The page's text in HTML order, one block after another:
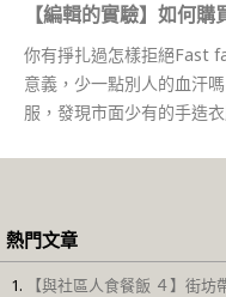
【編輯的實驗】如何
你有掙扎過怎樣拒絕Fast
意義，少一點別人的血汗
服，發現市面少有的手造
熱門文章
【與社區人食餐飯 ４】街